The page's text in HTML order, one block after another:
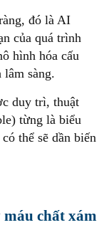
đó là AI
của quá trình
hình hóa cấu
sàng.
duy trì, thuật
từng là biểu
thể sẽ dần biến
chất xám